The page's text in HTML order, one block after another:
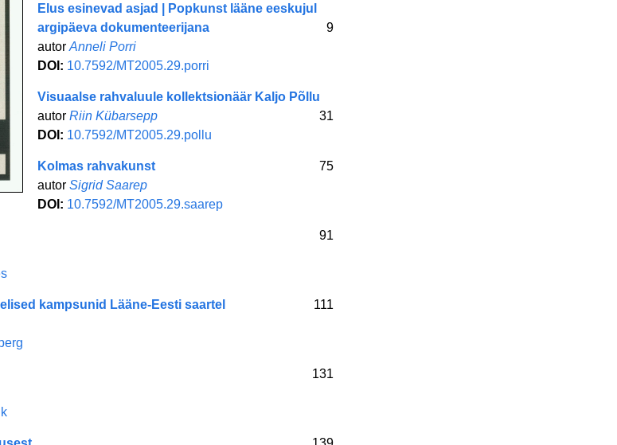
Elus esinevad asjad | Popkunst lääne eeskujul
argipäeva dokumenteerijana
9
autor Anneli Porri
DOI: 10.7592/MT2005.29.porri
Visuaalse rahvaluule kollektsionäär Kaljo Põllu
31
autor Riin Kübarsepp
DOI: 10.7592/MT2005.29.pollu
Kolmas rahvakunst
75
autor Sigrid Saarep
DOI: 10.7592/MT2005.29.saarep
91
kampsunid Lääne-Eesti saartel
111
131